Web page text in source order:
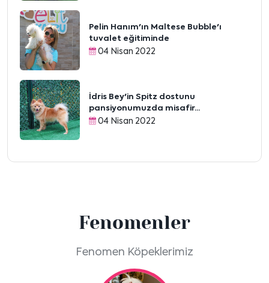
Pelin Hanım'ın Maltese Bubble'ı
tuvalet eğitiminde
04 Nisan 2022
İdris Bey'in Spitz dostunu
pansiyonumuzda misafir...
04 Nisan 2022
Fenomenler
Fenomen Köpeklerimiz